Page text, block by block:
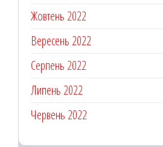
Жовтень 2022
Вересень 2022
Серпень 2022
Липень 2022
Червень 2022